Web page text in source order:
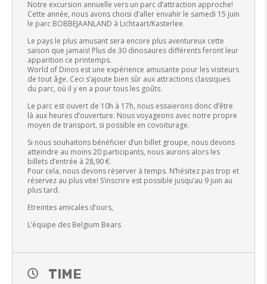
Notre excursion annuelle vers un parc d’attraction approche!
Cette année, nous avons choisi d’aller envahir le samedi 15 juin
le parc BOBBEJAANLAND à Lichtaart/Kasterlee.
Le pays le plus amusant sera encore plus aventureux cette
saison que jamais! Plus de 30 dinosaures différents feront leur
apparition ce printemps.
World of Dinos est une expérience amusante pour les visiteurs
de tout âge. Ceci s’ajoute bien sûr aux attractions classiques
du parc, où il y en a pour tous les goûts.
Le parc est ouvert de 10h à 17h, nous essaierons donc d’être
là aux heures d’ouverture. Nous voyageons avec notre propre
moyen de transport, si possible en covoiturage.
Si nous souhaitons bénéficier d’un billet groupe, nous devons
atteindre au moins 20 participants, nous aurons alors les
billets d’entrée à 28,90 €.
Pour cela, nous devons réserver à temps. N’hésitez pas trop et
réservez au plus vite! S’inscrire est possible jusqu’au 9 juin au
plus tard.
Etreintes amicales d’ours,
L’équipe des Belgium Bears
TIME